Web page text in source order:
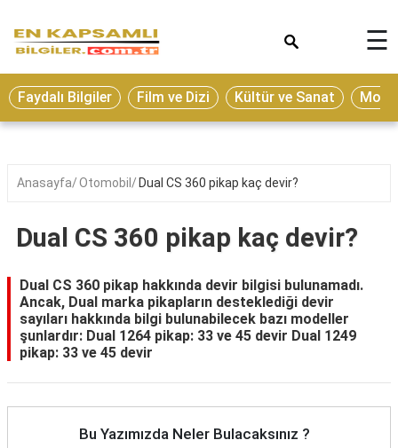
Eğitim
Ekonomi
Seyahat
Oyun
Yaşam
Hukuk
Blog
☰
Faydalı Bilgiler Film ve Dizi Kültür ve Sanat
Anasayfa Otomobil Dual CS 360 pikap kaç devir?
Dual CS 360 pikap kaç devir?
Dual CS 360 pikap hakkında devir bilgisi bulunamadı.
Ancak, Dual marka pikapların desteklediği devir
sayıları hakkında bilgi bulunabilecek bazı modeller
şunlardır: Dual 1264 pikap: 33 ve 45 devir Dual 1249
pikap: 33 ve 45 devir
Bu Yazımızda Neler Bulacaksınız ?